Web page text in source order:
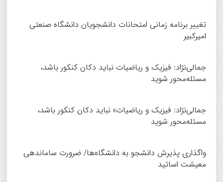
تغییر برنامه زمانی امتحانات دانشجویان دانشگاه صنعتی
امیرکبیر
جمالی‌نژاد: فیزیک و ریاضیات نباید دکان کنکور باشد،
مسئله‌محور شوید
جمالی‌نژاد: فیزیک و ریاضیات» نباید دکان کنکور باشد،
مسئله‌محور شوید
واگذاری پذیرش دانشجو به دانشگاه‌ها/ ضرورت ساماندهی
معیشت اساتید